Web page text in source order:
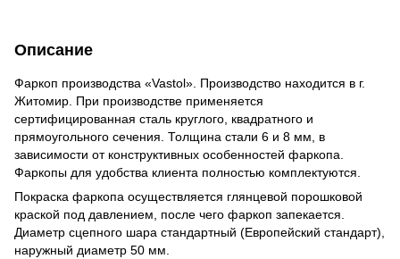
Описание
Фаркоп производства «Vastol». Производство находится в г.
Житомир. При производстве применяется
сертифицированная сталь круглого, квадратного и
прямоугольного сечения. Толщина стали 6 и 8 мм, в
зависимости от конструктивных особенностей фаркопа.
Фаркопы для удобства клиента полностью комплектуются.
Покраска фаркопа осуществляется глянцевой порошковой
краской под давлением, после чего фаркоп запекается.
Диаметр сцепного шара стандартный (Европейский стандарт),
наружный диаметр 50 мм.